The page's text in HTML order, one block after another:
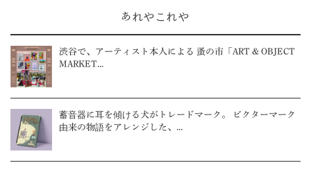
あれやこれや
渋谷で、アーティスト本人による 蚤の市「ART & OBJECT
MARKET...
蓄音器に耳を傾ける犬がトレードマーク。 ビクターマーク
由来の物語をアレンジした、...